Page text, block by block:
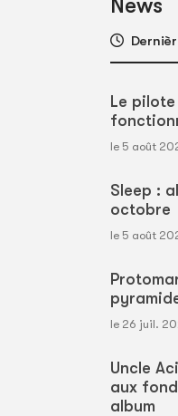
Le
le 5 août
Sleep :
octobre
le 5 août
le 26 juil.
Uncle
aux
album